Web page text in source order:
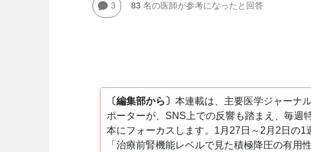
3 83名の医師が参考になったと回答
〔編集部から〕 本連載は、主要医学ジャーナ
ポーターが、SNS上での反響も踏まえ、毎週
本にフォーカスします。1月27日～2月2日の
「治療前腎機能レベルで見た積極降圧の有用